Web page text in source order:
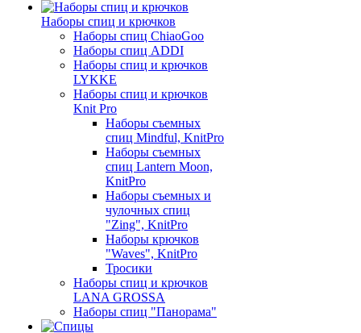
Наборы спиц и крючков
Наборы спиц ChiaoGoo
Наборы спиц ADDI
Наборы спиц и крючков
LYKKE
Наборы спиц и крючков
Knit Pro
Наборы съемных
спиц Mindful, KnitPro
Наборы съемных
спиц Lantern Moon,
KnitPro
Наборы съемных и
чулочных спиц
"Zing", KnitPro
Наборы крючков
"Waves", KnitPro
Тросики
Наборы спиц и крючков
LANA GROSSA
Наборы спиц "Панорама"